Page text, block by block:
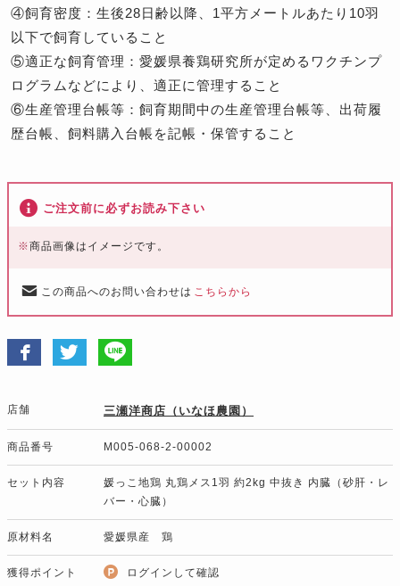
④飼育密度：生後28日齢以降、1平方メートルあたり10羽
以下で飼育していること
⑤適正な飼育管理：愛媛県養鶏研究所が定めるワクチンプ
ログラムなどにより、適正に管理すること
⑥生産管理台帳等：飼育期間中の生産管理台帳等、出荷履
歴台帳、飼料購入台帳を記帳・保管すること
ご注文前に必ずお読み下さい
※商品画像はイメージです。
この商品へのお問い合わせは こちらから
店舗 三瀬洋商店（いなほ農園）
商品番号 M005-068-2-00002
セット内容
媛っこ地鶏 丸鶏メス1羽 約2kg 中抜き 内臓（砂肝・レ
バー・心臓）
原材料名 愛媛県産 鶏
獲得ポイント ログインして確認